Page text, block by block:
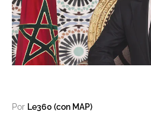
Por Le360 (con MAP)